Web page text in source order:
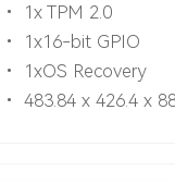
• 1x TPM 2.0
• 1x16-bit GPIO
• 1xOS Recovery
• 483.84 x 426.4 x